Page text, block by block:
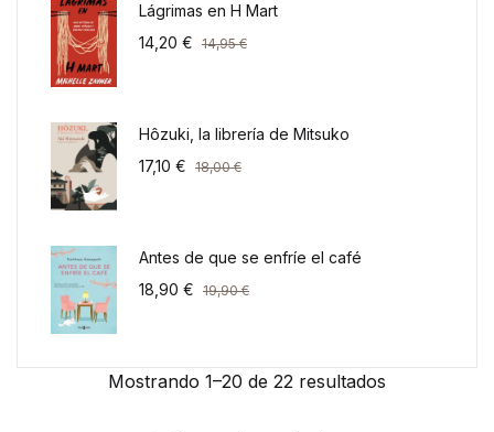
Mostrando 1–20 de 22 resultados
Lágrimas en H Mart
14,20 € 14,95€
Hôzuki, la librería de Mitsuko
17,10 € 18,00€
Antes de que se enfríe el café
18,90 € 19,90€